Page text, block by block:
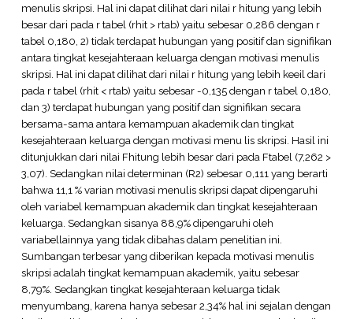
menulis skripsi. Hal ini dapat dilihat dari nilai r hitung yang lebih
besar dari pada r tabel (rhit > rtab) yaitu sebesar 0,286 dengan r
tabel 0,180, 2) tidak terdapat hubungan yang positif dan signifikan
antara tingkat kesejahteraan keluarga dengan motivasi menulis
skripsi. Hal ini dapat dilihat dari nilai r hitung yang lebih keeil dari
pada r tabel (rhit < rtab) yaitu sebesar -0,135 dengan r tabel 0,180,
dan 3) terdapat hubungan yang positif dan signifikan secara
bersama-sama antara kemampuan akademik dan tingkat
kesejahteraan keluarga dengan motivasi menu lis skripsi. Hasil ini
ditunjukkan dari nilai Fhitung lebih besar dari pada Ftabel (7,262 >
3,07). Sedangkan nilai determinan (R2) sebesar 0,111 yang berarti
bahwa 11,1 % varian motivasi menulis skripsi dapat dipengaruhi
oleh variabel kemampuan akademik dan tingkat kesejahteraan
keluarga. Sedangkan sisanya 88,9% dipengaruhi oleh
variabellainnya yang tidak dibahas dalam penelitian ini.
Sumbangan terbesar yang diberikan kepada motivasi menulis
skripsi adalah tingkat kemampuan akademik, yaitu sebesar
8,79%. Sedangkan tingkat kesejahteraan keluarga tidak
menyumbang, karena hanya sebesar 2,34% hal ini sejalan dengan